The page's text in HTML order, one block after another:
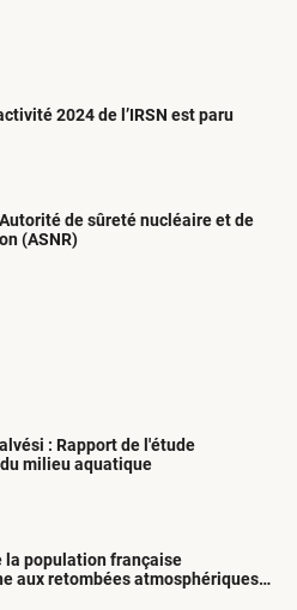
2024 de l’IRSN est paru
de sûreté nucléaire et de
(ASNR)
: Rapport de l'étude
milieu aquatique
la population française
aux retombées atmosphériques
1945